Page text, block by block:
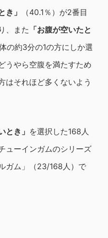
き」
（40.1％）が2番目
、また 「お腹が空いたと
の約3分の1の方にしか選
うやら空腹を満たすため
はそれほど多くないよう
とき」 を選択した168人
ューインガムのシリーズ
ガム」（23/168人）で